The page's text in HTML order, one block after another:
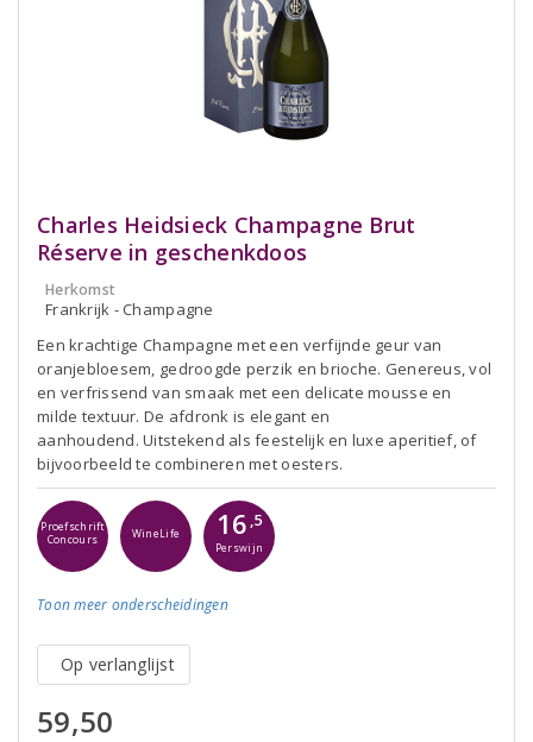
Charles Heidsieck Champagne Brut
Réserve in geschenkdoos
Herkomst
Frankrijk - Champagne
Een krachtige Champagne met een verfijnde geur van
oranjebloesem, gedroogde perzik en brioche. Genereus, vol
en verfrissend van smaak met een delicate mousse en
milde textuur. De afdronk is elegant en
aanhoudend. Uitstekend als feestelijk en luxe aperitief, of
bijvoorbeeld te combineren met oesters.
Proefschrift
Concours
WineLife 16 ,5
Perswijn
Toon meer onderscheidingen
Op verlanglijst
59,50